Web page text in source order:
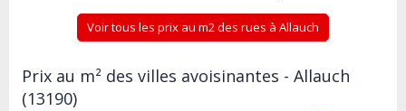
Voir tous les prix au m2 des rues à Allauch
Prix au m² des villes avoisinantes - Allauch
(13190)